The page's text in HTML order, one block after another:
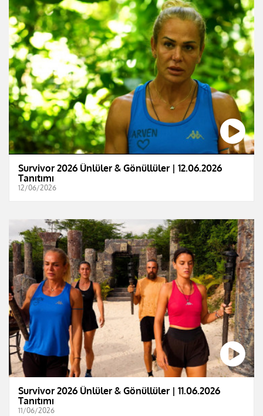
Survivor 2026 Ünlüler & Gönüllüler | 12.06.2026
Tanıtımı
12/06/2026
Survivor 2026 Ünlüler & Gönüllüler | 11.06.2026
Tanıtımı
11/06/2026